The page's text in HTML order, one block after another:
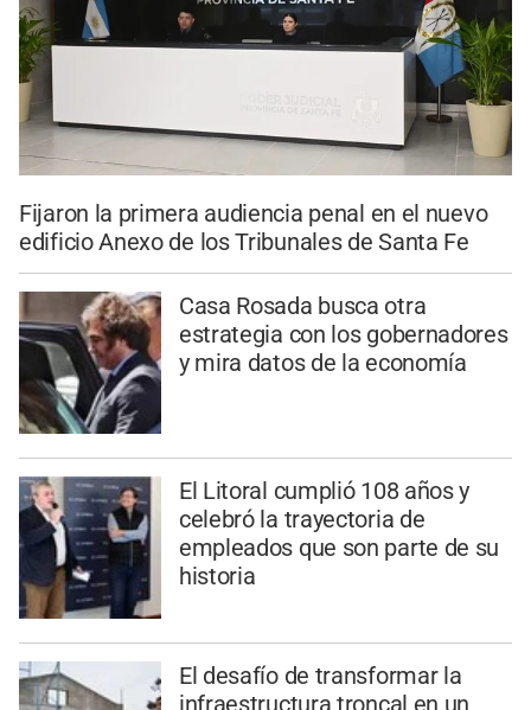
Fijaron la primera audiencia penal en el nuevo
edificio Anexo de los Tribunales de Santa Fe
Casa Rosada busca otra
estrategia con los gobernadores
y mira datos de la economía
El Litoral cumplió 108 años y
celebró la trayectoria de
empleados que son parte de su
historia
El desafío de transformar la
infraestructura troncal en un